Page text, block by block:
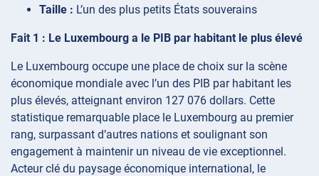
Taille : L’un des plus petits États souverains
Fait 1 : Le Luxembourg a le PIB par habitant le plus élevé
Le Luxembourg occupe une place de choix sur la scène
économique mondiale avec l’un des PIB par habitant les
plus élevés, atteignant environ 127 076 dollars. Cette
statistique remarquable place le Luxembourg au premier
rang, surpassant d’autres nations et soulignant son
engagement à maintenir un niveau de vie exceptionnel.
Acteur clé du paysage économique international, le